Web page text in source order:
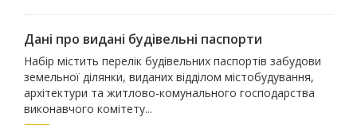
Дані про видані будівельні паспорти
Набір містить перелік будівельних паспортів забудови
земельної ділянки, виданих відділом містобудування,
архітектури та житлово-комунального господарства
виконавчого комітету...